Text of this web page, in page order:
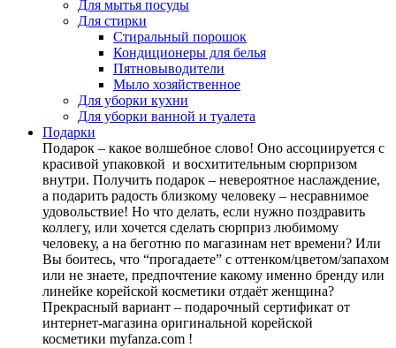
Для мытья посуды
Для стирки
Стиральный порошок
Кондиционеры для белья
Пятновыводители
Мыло хозяйственное
Для уборки кухни
Для уборки ванной и туалета
Подарки
Подарок – какое волшебное слово! Оно ассоциируется с
красивой упаковкой и восхитительным сюрпризом
внутри. Получить подарок – невероятное наслаждение,
а подарить радость близкому человеку – несравнимое
удовольствие! Но что делать, если нужно поздравить
коллегу, или хочется сделать сюрприз любимому
человеку, а на беготню по магазинам нет времени? Или
Вы боитесь, что “прогадаете” с оттенком/цветом/запахом
или не знаете, предпочтение какому именно бренду или
линейке корейской косметики отдаёт женщина?
Прекрасный вариант – подарочный сертификат от
интернет-магазина оригинальной корейской
косметики myfanza.com !